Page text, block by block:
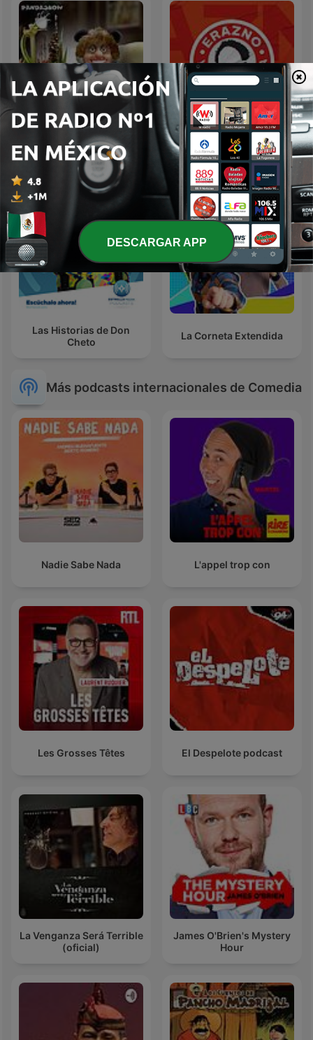
Panda Show (NO
OFICIAL)
Erazno y La Chokolata El
Podcast
Las Historias de Don
Cheto
La Corneta Extendida
Más podcasts internacionales de Comedia
Nadie Sabe Nada L'appel trop con
Les Grosses Têtes El Despelote podcast
La Venganza Será Terrible
(oficial)
James O'Brien's Mystery
Hour
DESCARGAR APP